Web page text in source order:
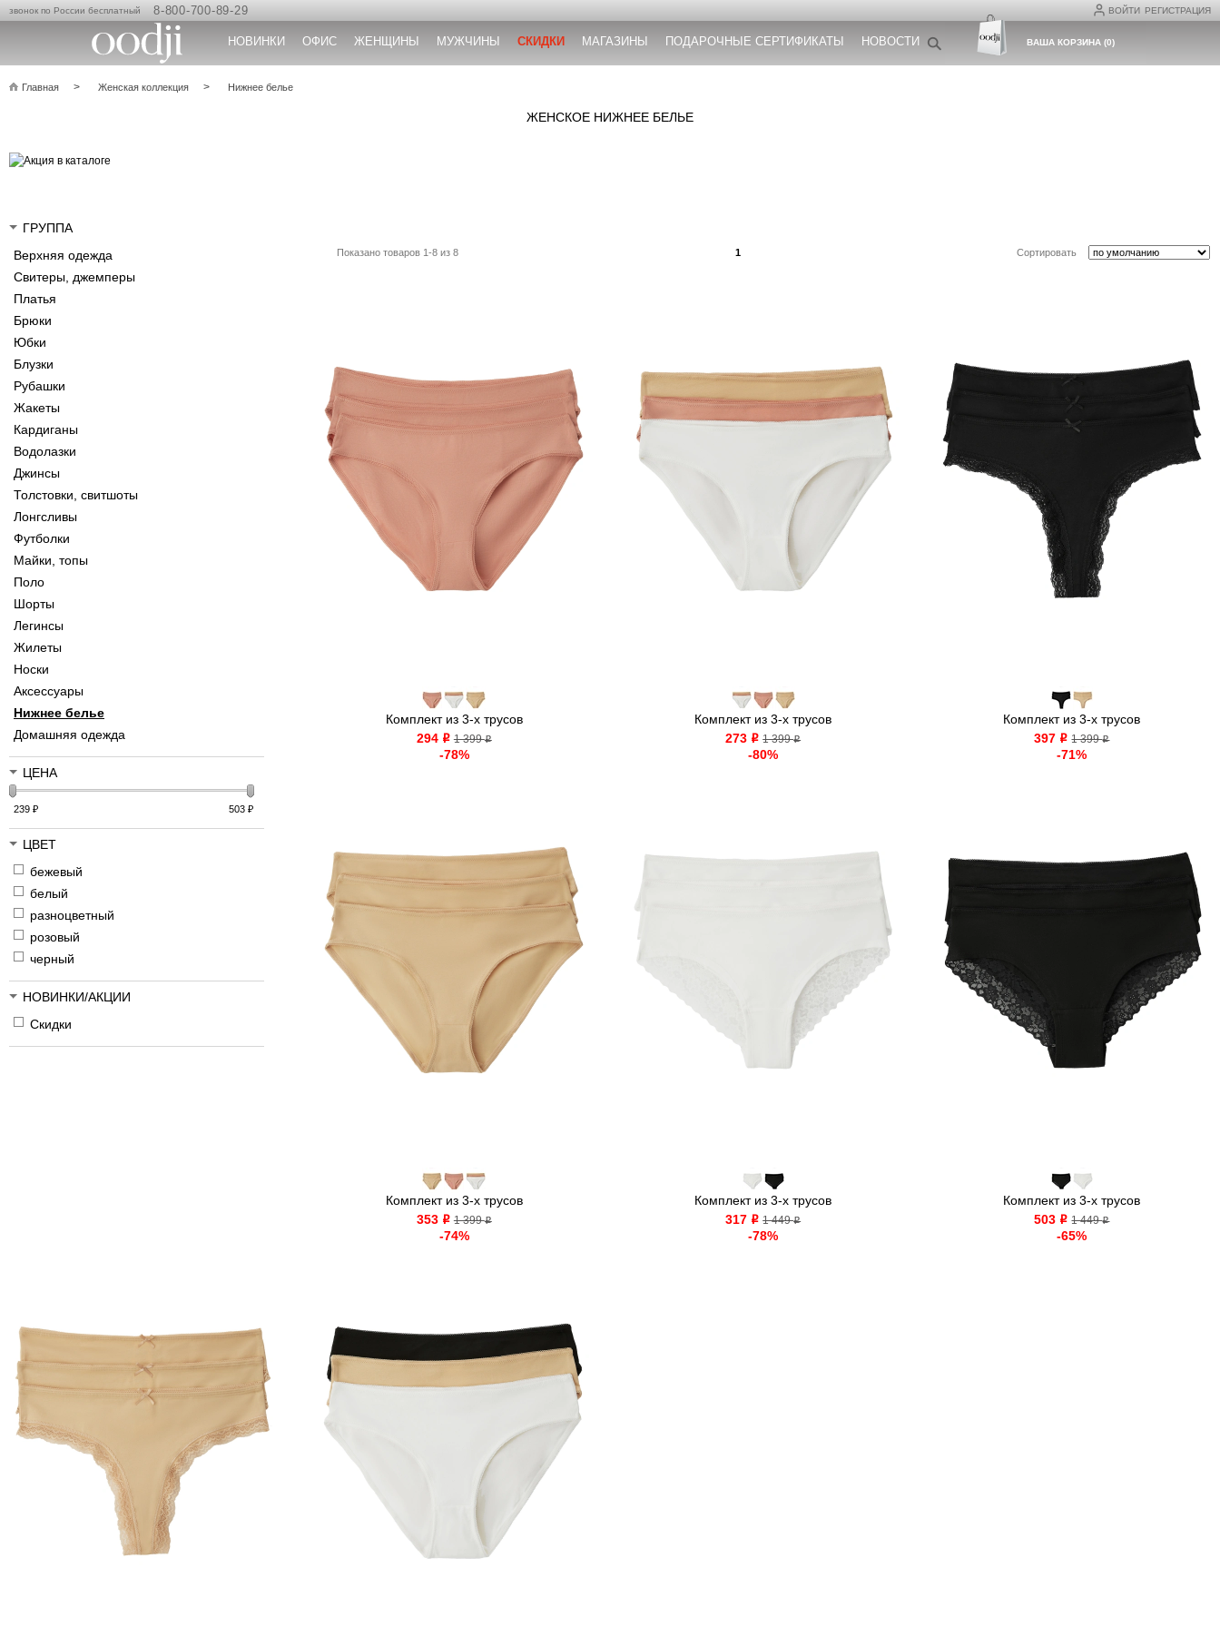
ВОЙТИ РЕГИСТРАЦИЯ
звонок по России бесплатный 8-800-700-89-29
НОВИНКИ ОФИС ЖЕНЩИНЫ МУЖЧИНЫ СКИДКИ МАГАЗИНЫ ПОДАРОЧНЫЕ СЕРТИФИКАТЫ НОВОСТИ ВАША КОРЗИНА(0)
Главная Женская коллекция Нижнее белье
ЖЕНСКОЕ НИЖНЕЕ БЕЛЬЕ
ГРУППА
Верхняя одежда
Свитеры, джемперы
Платья
Брюки
Юбки
Блузки
Рубашки
Жакеты
Кардиганы
Водолазки
Джинсы
Толстовки, свитшоты
Лонгсливы
Футболки
Майки, топы
Поло
Шорты
Легинсы
Жилеты
Носки
Аксессуары
Нижнее белье
Домашняя одежда
ЦЕНА
239 ₽ 503₽
ЦВЕТ
бежевый
белый
разноцветный
розовый
черный
НОВИНКИ/АКЦИИ
Скидки
Показано товаров 1-8 из 8 1 Сортировать
Комплект из 3-х трусов
294 o 1 399o
-78%
Комплект из 3-х трусов
273 o 1 399o
-80%
Комплект из 3-х трусов
397 o 1 399o
-71%
Комплект из 3-х трусов
353 o 1 399o
-74%
Комплект из 3-х трусов
317 o 1 449o
-78%
Комплект из 3-х трусов
503 o 1 449o
-65%